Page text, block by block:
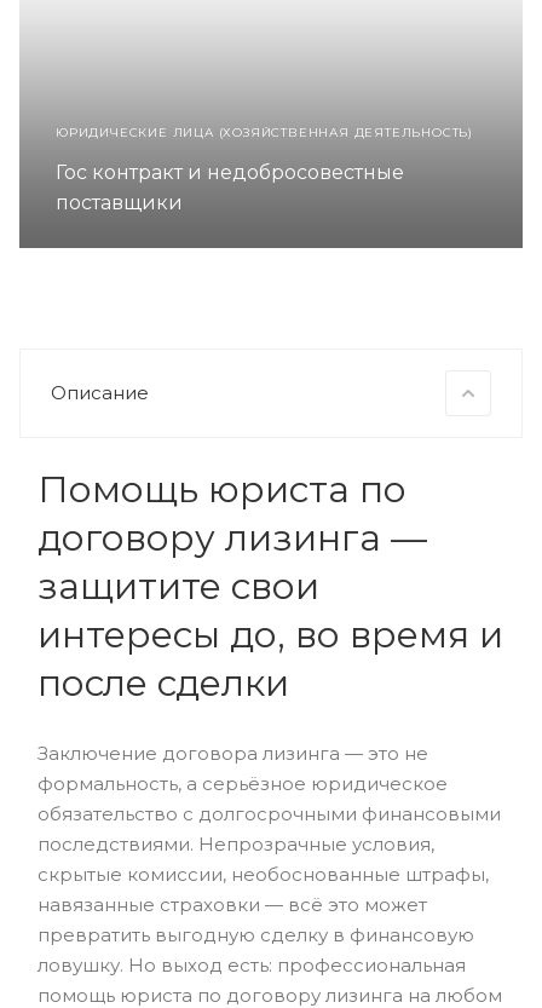
ЮРИДИЧЕСКИЕ ЛИЦА (ХОЗЯЙСТВЕННАЯ ДЕЯТЕЛЬНОСТЬ)
Гос контракт и недобросовестные
поставщики
Описание
Помощь юриста по
договору лизинга —
защитите свои
интересы до, во время и
после сделки
Заключение договора лизинга — это не
формальность, а серьёзное юридическое
обязательство с долгосрочными финансовыми
последствиями. Непрозрачные условия,
скрытые комиссии, необоснованные штрафы,
навязанные страховки — всё это может
превратить выгодную сделку в финансовую
ловушку. Но выход есть: профессиональная
помощь юриста по договору лизинга на любом